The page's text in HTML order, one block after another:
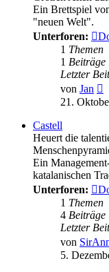
Ein Brettspiel
"neuen Welt".
Unterforen:
1 Themen
1 Beiträge
Letzter
von Jan
21.
Castell
Heuert die
Ein
katalanischen
Unterforen:
1 Themen
4 Beiträge
Letzter
von
5.